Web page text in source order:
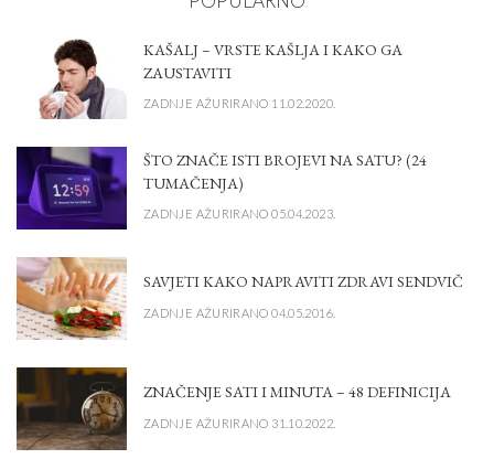
KAŠALJ – VRSTE KAŠLJA I KAKO GA
ZAUSTAVITI
ZADNJE AŽURIRANO 11.02.2020.
ŠTO ZNAČE ISTI BROJEVI NA SATU? (24
TUMAČENJA)
ZADNJE AŽURIRANO 05.04.2023.
SAVJETI KAKO NAPRAVITI ZDRAVI SENDVIČ
ZADNJE AŽURIRANO 04.05.2016.
ZNAČENJE SATI I MINUTA – 48 DEFINICIJA
ZADNJE AŽURIRANO 31.10.2022.